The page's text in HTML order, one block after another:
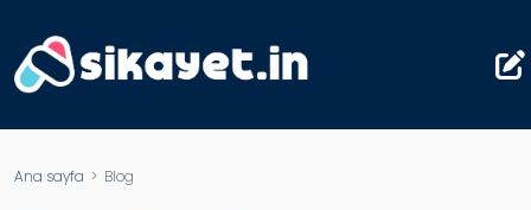
Ana sayfa > Blog